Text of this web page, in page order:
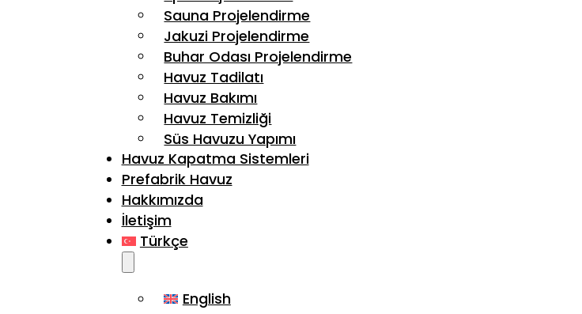
Sauna Projelendirme
Jakuzi Projelendirme
Buhar Odası Projelendirme
Havuz Tadilatı
Havuz Bakımı
Havuz Temizliği
Süs Havuzu Yapımı
Havuz Kapatma Sistemleri
Prefabrik Havuz
Hakkımızda
İletişim
Türkçe
English